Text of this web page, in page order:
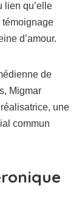
lien qu’elle
témoignage
d’amour.
de
Migmar
une
commun